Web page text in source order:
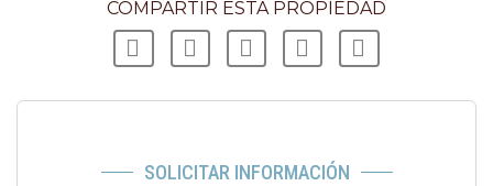
COMPARTIR ESTA PROPIEDAD
SOLICITAR INFORMACIÓN